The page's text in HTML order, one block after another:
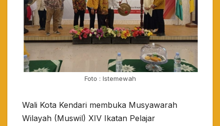
Foto : Istemewah
Wali Kota Kendari membuka Musyawarah
Wilayah (Muswil) XIV Ikatan Pelajar